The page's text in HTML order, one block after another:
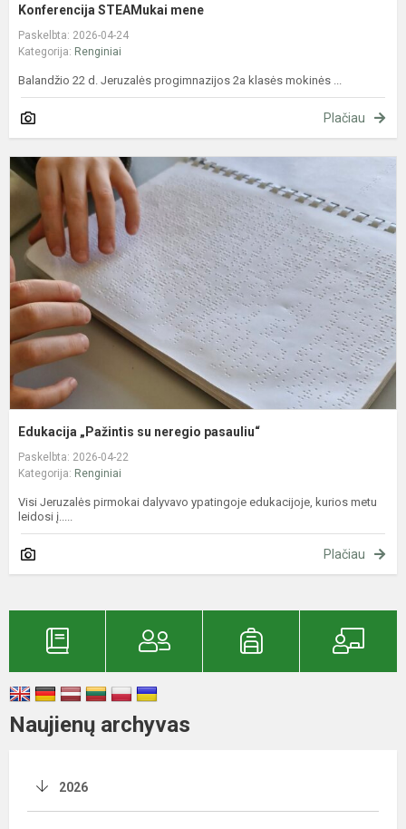
Konferencija STEAMukai mene
Paskelbta: 2026-04-24
Kategorija: Renginiai
Balandžio 22 d. Jeruzalės progimnazijos 2a klasės mokinės ...
Plačiau
Edukacija „Pažintis su neregio pasauliu“
Paskelbta: 2026-04-22
Kategorija: Renginiai
Visi Jeruzalės pirmokai dalyvavo ypatingoje edukacijoje, kurios metu
leidosi į.....
Plačiau
Naujienų archyvas
2026